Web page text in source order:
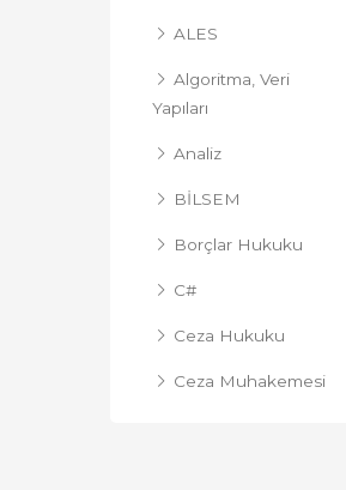
ALES
Algoritma, Veri
Yapıları
Analiz
BİLSEM
Borçlar Hukuku
C#
Ceza Hukuku
Ceza Muhakemesi